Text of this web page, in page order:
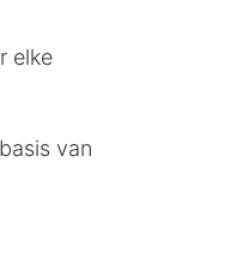
elke
van